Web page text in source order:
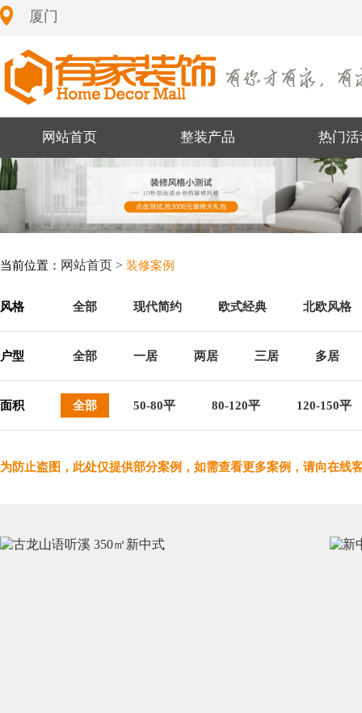
厦门
网站首页 整装产品 热门活
当前位置： 网站首页 > 装修案例
风格 全部 现代简约 欧式经典 北欧风格
户型 全部 一居 两居 三居 多居
面积 全部 50-80平 80-120平 120-150平
为防止盗图，此处仅提供部分案例，如需查看更多案例，请向在线